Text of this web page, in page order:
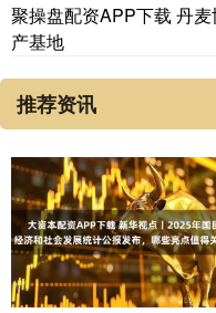
聚操盘配资APP下载 丹
产基地
推荐资讯